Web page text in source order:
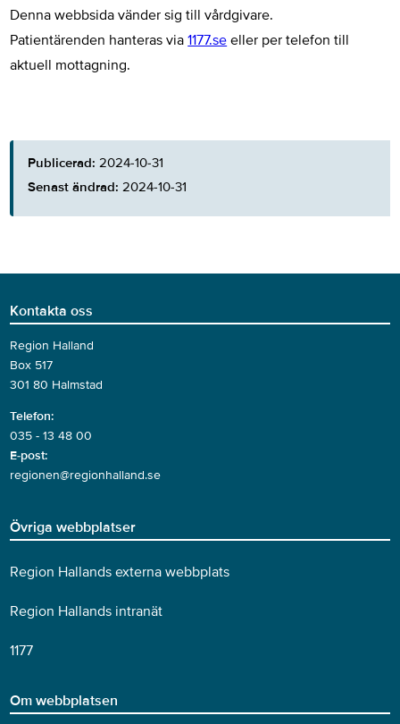
Denna webbsida vänder sig till vårdgivare.
Patientärenden hanteras via1177.se eller per telefon till
aktuell mottagning.
Publicerad: 2024-10-31
Senast ändrad: 2024-10-31
Kontakta oss
Region Halland
Box 517
301 80 Halmstad
Telefon:
035 - 13 48 00
E-post:
regionen@regionhalland.se
Övriga webbplatser
Region Hallands externa webbplats
Region Hallands intranät
1177
Om webbplatsen